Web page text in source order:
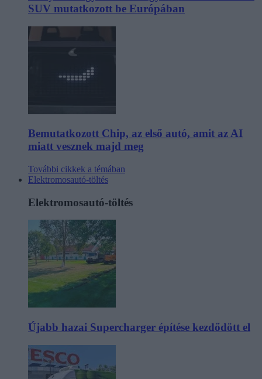
SUV mutatkozott be Európában
Bemutatkozott Chip, az első autó, amit az AI
miatt vesznek majd meg
További cikkek a témában
Elektromosautó-töltés
Elektromosautó-töltés
Újabb hazai Supercharger építése kezdődött el